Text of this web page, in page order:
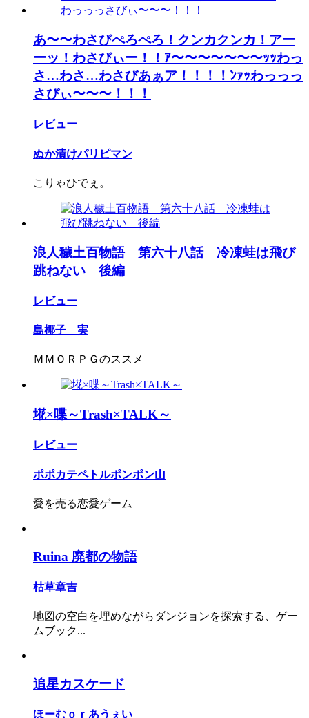
あ〜〜わさびぺろぺろ！クンカクンカ！アー
ーッ！わさびぃー！！ｱ〜〜〜〜〜〜〜ｯｯわっ
さ…わさ…わさびあぁア！！！！ﾝｧｯわっっっ
さびぃ〜〜〜！！！
レビュー
ぬか漬けパリピマン
こりゃひでぇ。
浪人穢土百物語 第六十八話 冷凍蛙は飛び
跳ねない 後編
レビュー
島椰子 実
ＭＭＯＲＰＧのススメ
埖×喋～Trash×TALK～
レビュー
ポポカテペトルポンポン山
愛を売る恋愛ゲーム
Ruina 廃都の物語
枯草章吉
地図の空白を埋めながらダンジョンを探索する、ゲー
ムブック...
追星カスケード
ほーむｏｒあうぇい